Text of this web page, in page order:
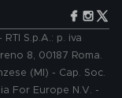
S.p.A.: p. iva
8, 00187 Roma.
(MI) - Cap. Soc.
For Europe N.V. -